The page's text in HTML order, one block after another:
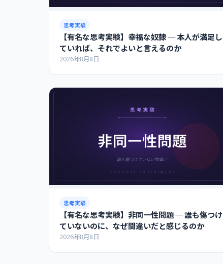
思考実験
【有名な思考実験】幸福な奴隷 ─ 本人が満足し
ていれば、それでよいと言えるのか
2026年8月8日
思考実験
【有名な思考実験】非同一性問題 ─ 誰も傷つけ
ていないのに、なぜ間違いだと感じるのか
2026年8月8日